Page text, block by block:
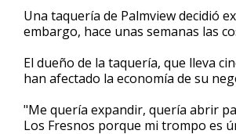
3
minutes,
55
90%
Una taquería de Palmview decidió
embargo, hace unas semanas las
El dueño de la taquería, que lleva
han afectado la economía de su
"Me quería expandir, quería abrir
Los Fresnos porque mi trompo es